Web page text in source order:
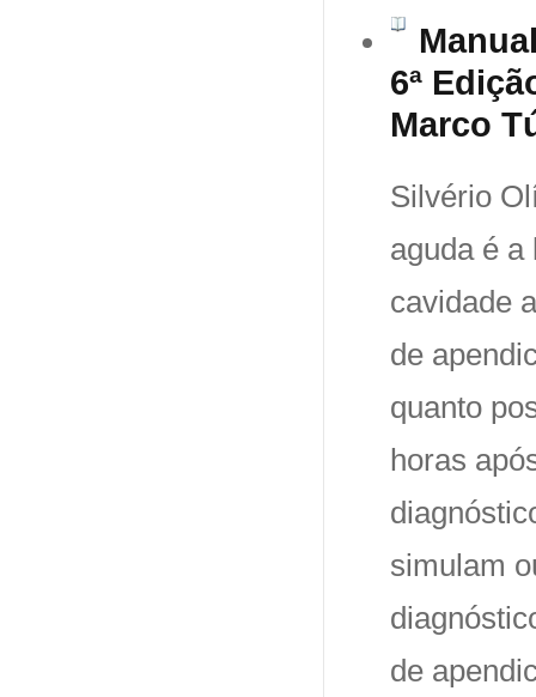
6ª
Marco
Silvério
aguda é a
cavidade
de
quanto
horas
simulam
de